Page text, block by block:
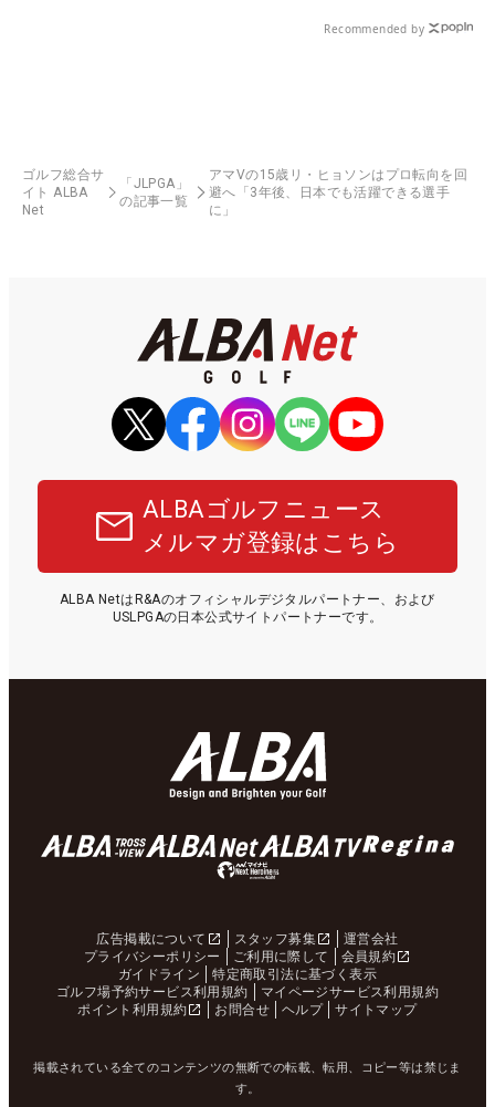
Recommended by
ゴルフ総合サ
イト ALBA
Net
「JLPGA」
の記事一覧
アマVの15歳リ・ヒョソンはプロ転向を回
避へ「3年後、日本でも活躍できる選手
に」
ALBAゴルフニュース
メルマガ登録はこちら
ALBA NetはR&Aのオフィシャルデジタルパートナー、および
USLPGAの日本公式サイトパートナーです。
広告掲載について スタッフ募集
運営会社
プライバシーポリシー
ご利用に際して
会員規約
ガイドライン
特定商取引法に基づく表示
ゴルフ場予約サービス利用規約
マイページサービス利用規約
ポイント利用規約
お問合せ ヘルプ サイトマップ
掲載されている全てのコンテンツの無断での転載、転用、コピー等は禁じま
す。